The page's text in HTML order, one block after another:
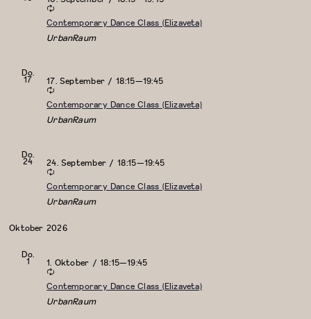
Contemporary Dance Class (Elizaveta)
UrbanRaum
Do.
17 17. September / 18:15—19:45
Contemporary Dance Class (Elizaveta)
UrbanRaum
Do.
24 24. September / 18:15—19:45
Contemporary Dance Class (Elizaveta)
UrbanRaum
Oktober 2026
Do.
1 1. Oktober / 18:15—19:45
Contemporary Dance Class (Elizaveta)
UrbanRaum